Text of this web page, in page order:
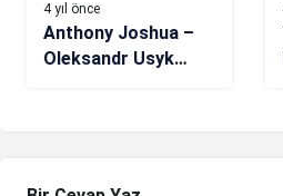
4 yıl önce
Anthony Joshua –
Oleksandr Usyk